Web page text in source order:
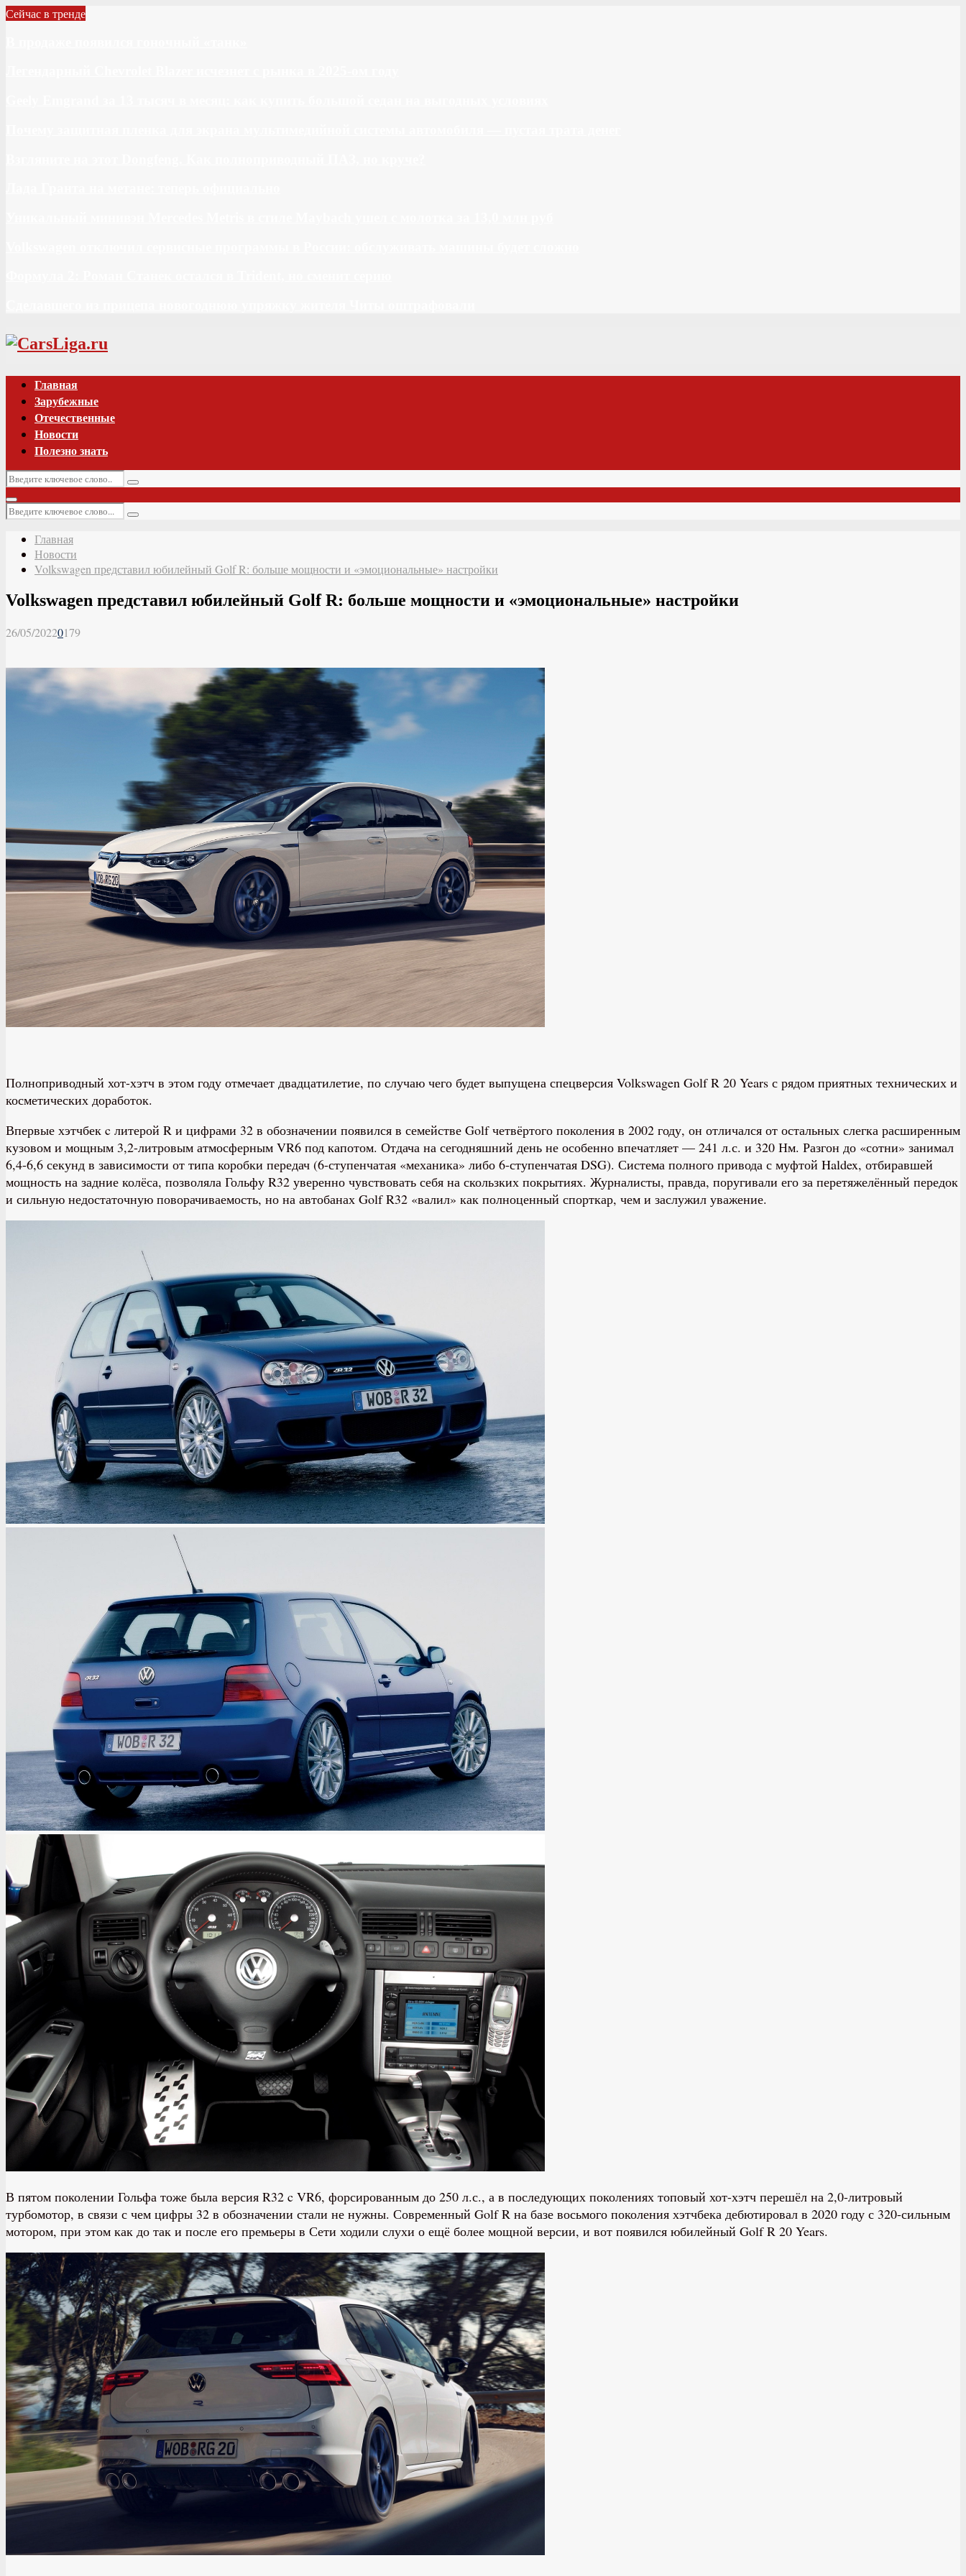
Сейчас в тренде
Vk
Главная
Зарубежные
Отечественные
Новости
Полезно знать
Искать:
Поиск
Основное
меню
Искать:
Поиск
Главная
Новости
Volkswagen представил юбилейный Golf R: больше мощности и «эмоциональные» настройки
Volkswagen представил юбилейный Golf R: больше мощности и «эмоциональные» настройки
26/05/20220179
Полноприводный хот-хэтч в этом году отмечает двадцатилетие, по случаю чего будет выпущена спецверсия Volkswagen Golf R 20 Years с рядом приятных технических и
косметических доработок.
Впервые хэтчбек c литерой R и цифрами 32 в обозначении появился в семействе Golf четвёртого поколения в 2002 году, он отличался от остальных слегка расширенным
кузовом и мощным 3,2-литровым атмосферным VR6 под капотом. Отдача на сегодняшний день не особенно впечатляет — 241 л.с. и 320 Нм. Разгон до «сотни» занимал
6,4-6,6 секунд в зависимости от типа коробки передач (6-ступенчатая «механика» либо 6-ступенчатая DSG). Система полного привода с муфтой Haldex, отбиравшей
мощность на задние колёса, позволяла Гольфу R32 уверенно чувствовать себя на скользких покрытиях. Журналисты, правда, поругивали его за перетяжелённый передок
и сильную недостаточную поворачиваемость, но на автобанах Golf R32 «валил» как полноценный спорткар, чем и заслужил уважение.
В пятом поколении Гольфа тоже была версия R32 c VR6, форсированным до 250 л.с., а в последующих поколениях топовый хот-хэтч перешёл на 2,0-литровый
турбомотор, в связи с чем цифры 32 в обозначении стали не нужны. Современный Golf R на базе восьмого поколения хэтчбека дебютировал в 2020 году с 320-сильным
мотором, при этом как до так и после его премьеры в Сети ходили слухи о ещё более мощной версии, и вот появился юбилейный Golf R 20 Years.